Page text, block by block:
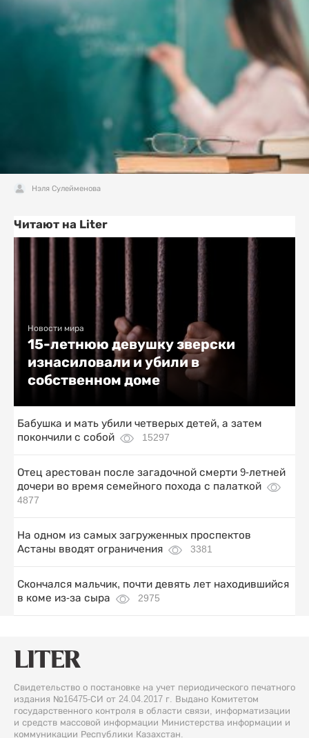
Нэля Сулейменова
Читают на Liter
Новости мира
15-летнюю девушку зверски
изнасиловали и убили в
собственном доме
Бабушка и мать убили четверых детей, а затем
покончили с собой
15297
Отец арестован после загадочной смерти 9-летней
дочери во время семейного похода с палаткой
4877
На одном из самых загруженных проспектов
Астаны вводят ограничения
3381
Скончался мальчик, почти девять лет находившийся
в коме из-за сыра
2975
Свидетельство о постановке на учет периодического печатного
издания №16475-СИ от 24.04.2017 г. Выдано Комитетом
государственного контроля в области связи, информатизации
и средств массовой информации Министерства информации и
коммуникации Республики Казахстан.